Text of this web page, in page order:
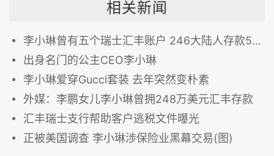
相关新闻
李小琳曾有五个瑞士汇丰账户 246大陆人存款5亿美元
出身名门的公主CEO李小琳
李小琳爱穿Gucci套装 去年突然变朴素
外媒：李鹏女儿李小琳曾拥248万美元汇丰存款
汇丰瑞士支行帮助客户逃税文件曝光
正被美国调查 李小琳涉保险业黑幕交易(图)